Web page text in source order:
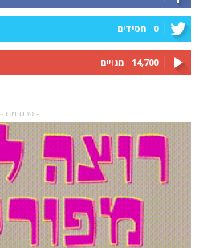
0 חסידים
14,700 מנויים
- פרסומת -